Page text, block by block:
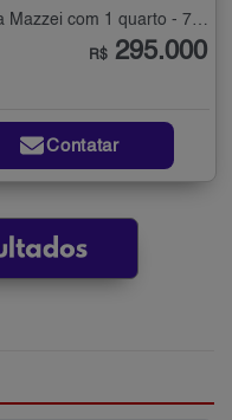
Apartamento à Venda na Vila Isolina Mazzei com 1 quarto - 77 m²
R$ 295.000
Contatar